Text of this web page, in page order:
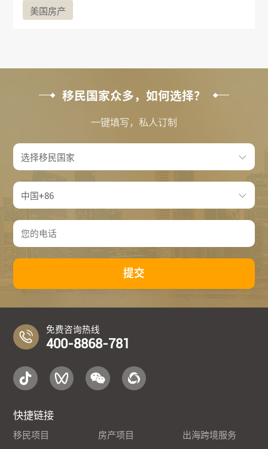
美国房产
移民国家众多，如何选择？
一键填写，私人订制
提交
免费咨询热线
400-8868-781
快捷链接
移民项目 房产项目
出海跨境服务